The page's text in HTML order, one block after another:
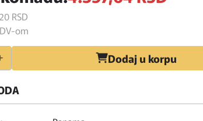
20 RSD
om
Dodaj u korpu